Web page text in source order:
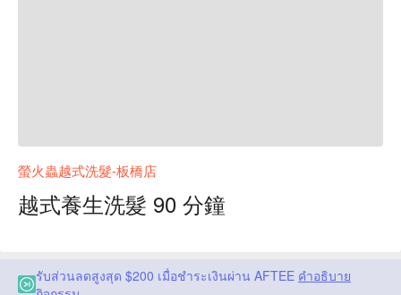
螢火蟲越式洗髮-板橋店
越式養生洗髮 90 分鐘
รับส่วนลดสูงสุด $200 เมื่อชำระเงินผ่าน AFTEE คำอธิบาย